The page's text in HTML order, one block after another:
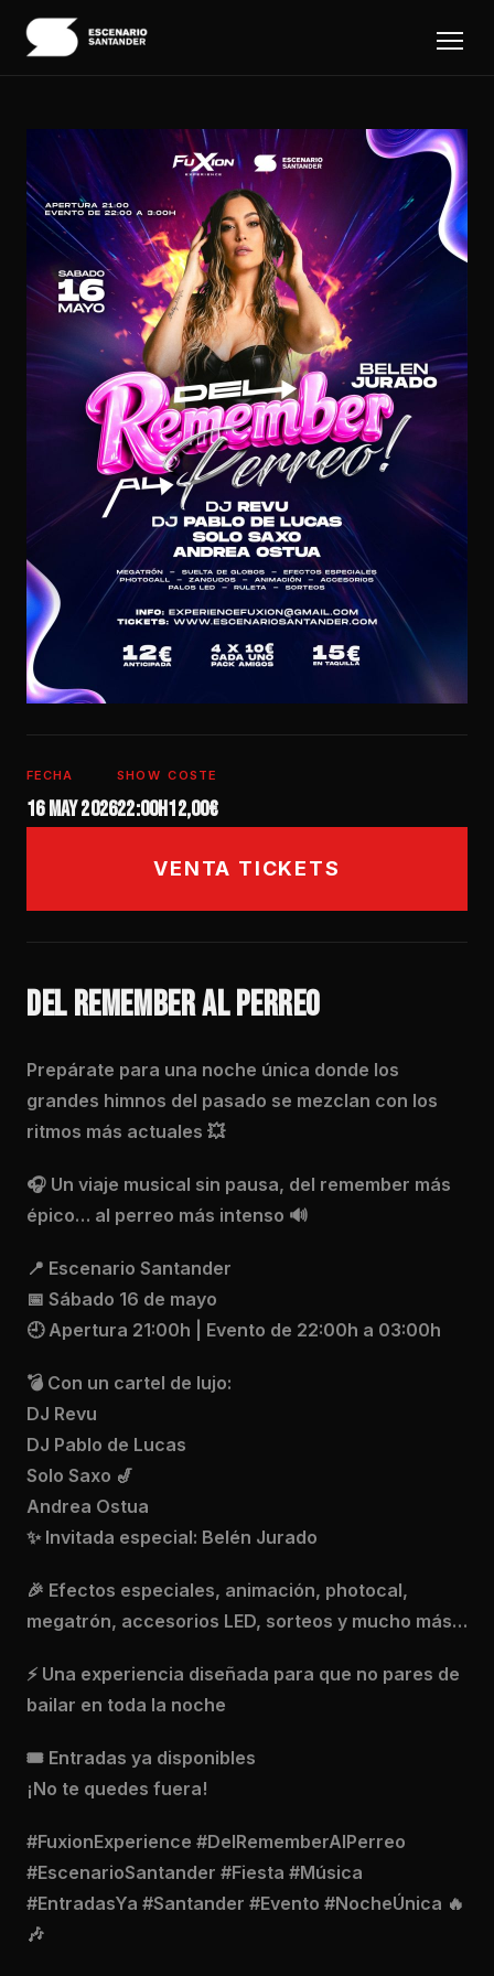
FECHA
16 may 2026
SHOW
22:00h
COSTE
12,00€
VENTA TICKETS
DEL REMEMBER AL PERREO
Prepárate para una noche única donde los
grandes himnos del pasado se mezclan con los
ritmos más actuales 💥
🎧 Un viaje musical sin pausa, del remember más
épico… al perreo más intenso 🔊
📍 Escenario Santander
📅 Sábado 16 de mayo
🕘 Apertura 21:00h | Evento de 22:00h a 03:00h
💣 Con un cartel de lujo:
DJ Revu
DJ Pablo de Lucas
Solo Saxo 🎷
Andrea Ostua
✨ Invitada especial: Belén Jurado
🎉 Efectos especiales, animación, photocal,
megatrón, accesorios LED, sorteos y mucho más…
⚡ Una experiencia diseñada para que no pares de
bailar en toda la noche
🎟️ Entradas ya disponibles
¡No te quedes fuera!
#FuxionExperience #DelRememberAlPerreo
#EscenarioSantander #Fiesta #Música
#EntradasYa #Santander #Evento #NocheÚnica 🔥
🎶